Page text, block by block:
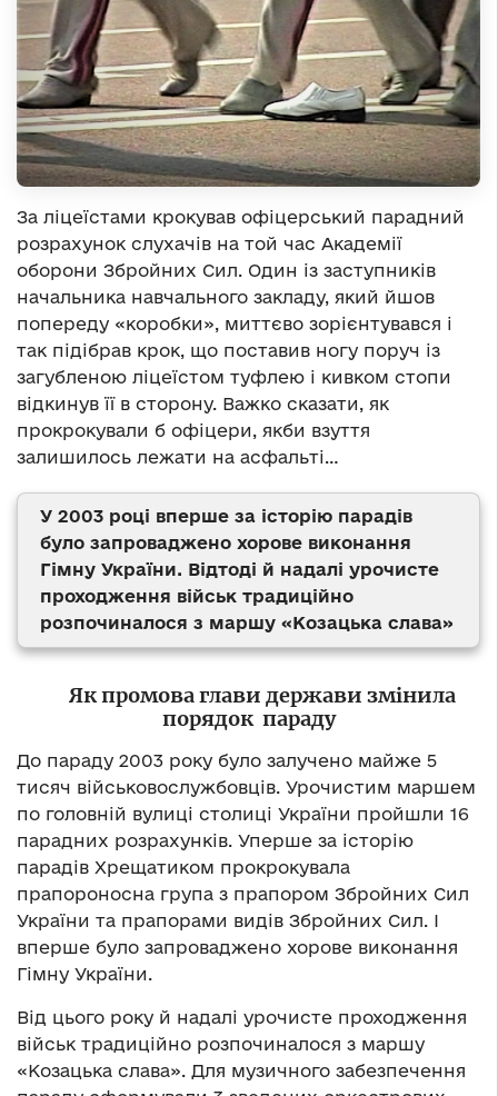
За ліцеїстами крокував офіцерський парадний
розрахунок слухачів на той час Академії
оборони Збройних Сил. Один із заступників
начальника навчального закладу, який йшов
попереду «коробки», миттєво зорієнтувався і
так підібрав крок, що поставив ногу поруч із
загубленою ліцеїстом туфлею і кивком стопи
відкинув її в сторону. Важко сказати, як
прокрокували б офіцери, якби взуття
залишилось лежати на асфальті…
У 2003 році вперше за історію парадів
було запроваджено хорове виконання
Гімну України. Відтоді й надалі урочисте
проходження військ традиційно
розпочиналося з маршу «Козацька слава»
Як промова глави держави змінила
порядок параду
До параду 2003 року було залучено майже 5
тисяч військовослужбовців. Урочистим маршем
по головній вулиці столиці України пройшли 16
парадних розрахунків. Уперше за історію
парадів Хрещатиком прокрокувала
прапороносна група з прапором Збройних Сил
України та прапорами видів Збройних Сил. І
вперше було запроваджено хорове виконання
Гімну України.
Від цього року й надалі урочисте проходження
військ традиційно розпочиналося з маршу
«Козацька слава». Для музичного забезпечення